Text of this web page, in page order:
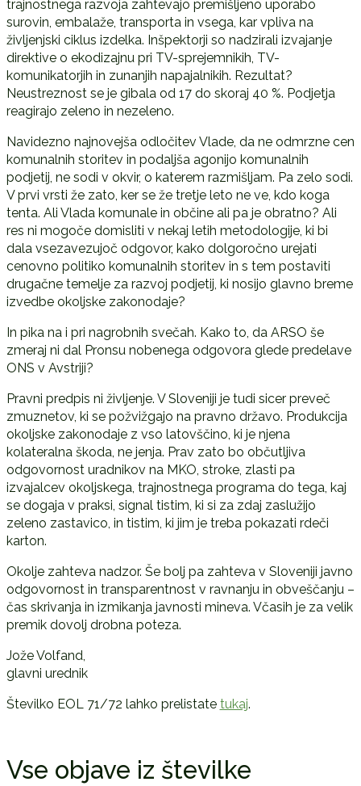
trajnostnega razvoja zahtevajo premišljeno uporabo
surovin, embalaže, transporta in vsega, kar vpliva na
življenjski ciklus izdelka. Inšpektorji so nadzirali izvajanje
direktive o ekodizajnu pri TV-sprejemnikih, TV-
komunikatorjih in zunanjih napajalnikih. Rezultat?
Neustreznost se je gibala od 17 do skoraj 40 %. Podjetja
reagirajo zeleno in nezeleno.
Navidezno najnovejša odločitev Vlade, da ne odmrzne cen
komunalnih storitev in podaljša agonijo komunalnih
podjetij, ne sodi v okvir, o katerem razmišljam. Pa zelo sodi.
V prvi vrsti že zato, ker se že tretje leto ne ve, kdo koga
tenta. Ali Vlada komunale in občine ali pa je obratno? Ali
res ni mogoče domisliti v nekaj letih metodologije, ki bi
dala vsezavezujoč odgovor, kako dolgoročno urejati
cenovno politiko komunalnih storitev in s tem postaviti
drugačne temelje za razvoj podjetij, ki nosijo glavno breme
izvedbe okoljske zakonodaje?
In pika na i pri nagrobnih svečah. Kako to, da ARSO še
zmeraj ni dal Pronsu nobenega odgovora glede predelave
ONS v Avstriji?
Pravni predpis ni življenje. V Sloveniji je tudi sicer preveč
zmuznetov, ki se požvižgajo na pravno državo. Produkcija
okoljske zakonodaje z vso latovščino, ki je njena
kolateralna škoda, ne jenja. Prav zato bo občutljiva
odgovornost uradnikov na MKO, stroke, zlasti pa
izvajalcev okoljskega, trajnostnega programa do tega, kaj
se dogaja v praksi, signal tistim, ki si za zdaj zaslužijo
zeleno zastavico, in tistim, ki jim je treba pokazati rdeči
karton.
Okolje zahteva nadzor. Še bolj pa zahteva v Sloveniji javno
odgovornost in transparentnost v ravnanju in obveščanju –
čas skrivanja in izmikanja javnosti mineva. Včasih je za velik
premik dovolj drobna poteza.
Jože Volfand,
glavni urednik
Številko EOL 71/72 lahko prelistate tukaj.
Vse objave iz številke